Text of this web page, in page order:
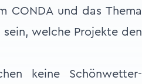
CONDA und das Thema
welche Projekte den
keine Schönwetter-